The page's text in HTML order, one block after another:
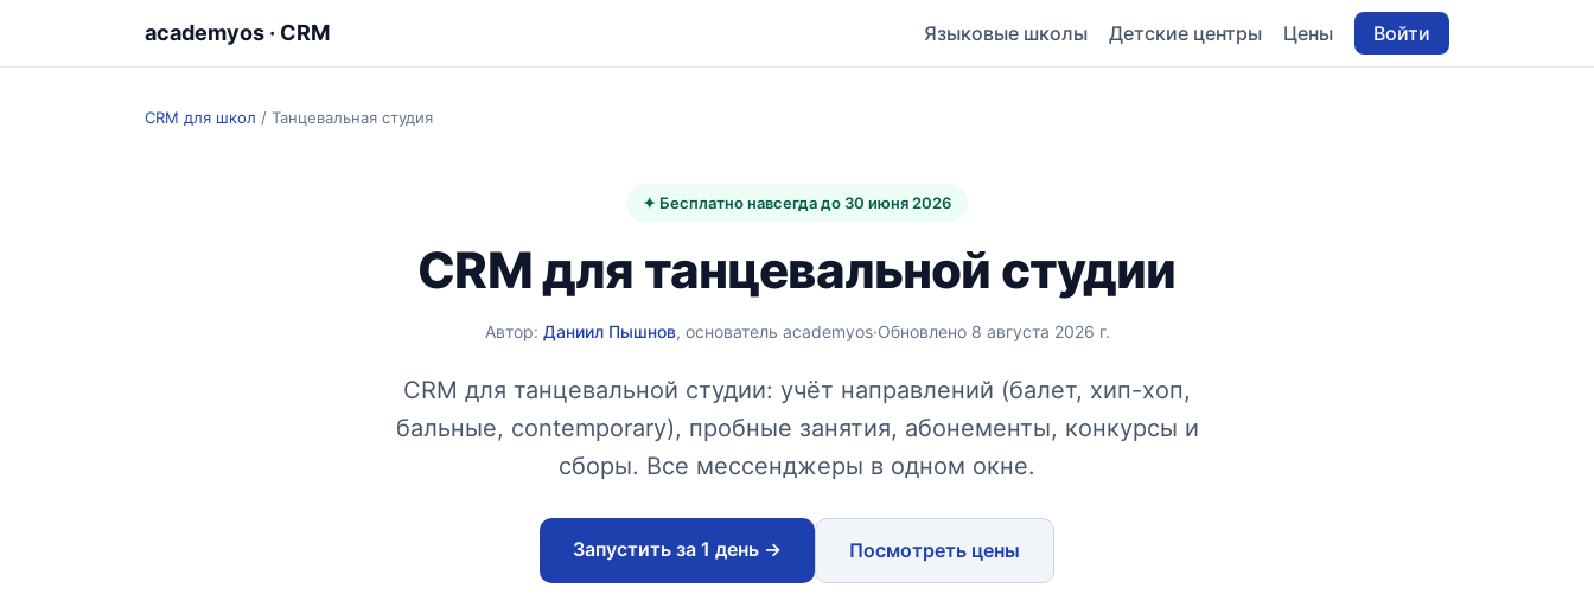
academyos · CRM Языковые школы Детские центры Цены Войти
CRM для школ / Танцевальная студия
✦ Бесплатно навсегда до 30 июня 2026
CRM для танцевальной студии
Автор: Даниил Пышнов, основатель academyos·Обновлено 8 августа 2026 г.
CRM для танцевальной студии: учёт направлений (балет, хип-хоп,
бальные, contemporary), пробные занятия, абонементы, конкурсы и
сборы. Все мессенджеры в одном окне.
Запустить за 1 день → Посмотреть цены